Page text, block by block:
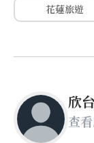
花蓮旅遊
欣
查